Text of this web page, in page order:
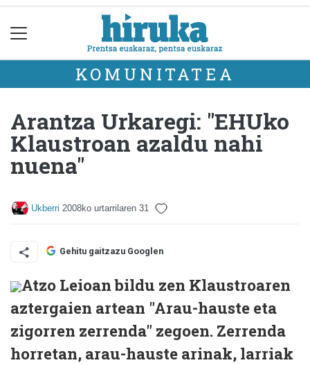
KOMUNITATEA
Arantza Urkaregi: "EHUko
Klaustroan azaldu nahi
nuena"
Ukberri 2008ko urtarrilaren 31
Gehitu gaitzazu Googlen
Atzo Leioan bildu zen Klaustroaren
aztergaien artean "Arau-hauste eta
zigorren zerrenda" zegoen. Zerrenda
horretan, arau-hauste arinak, larriak